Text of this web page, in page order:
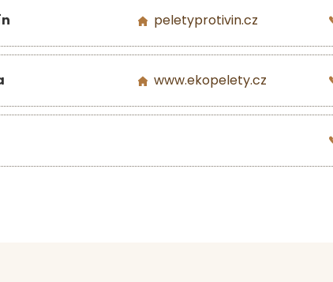
peletyprotivin.cz
www.ekopelety.cz